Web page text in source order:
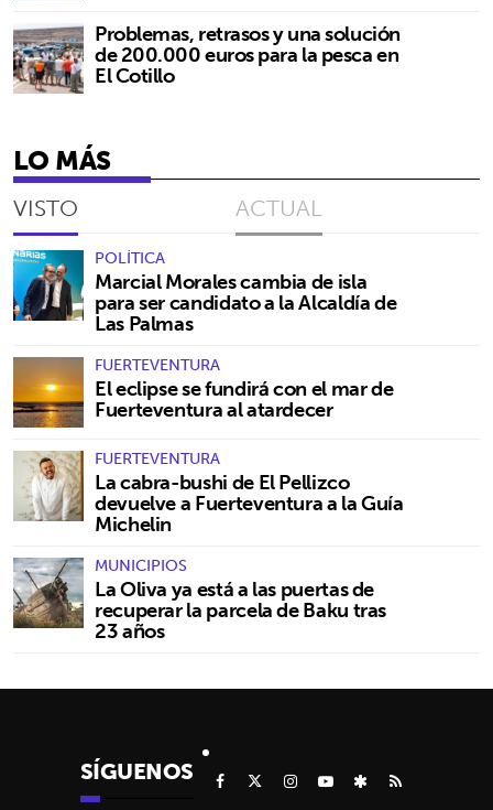
Problemas, retrasos y una solución
de 200.000 euros para la pesca en
El Cotillo
LO MÁS
VISTO ACTUAL
POLÍTICA
Marcial Morales cambia de isla
para ser candidato a la Alcaldía de
Las Palmas
FUERTEVENTURA
El eclipse se fundirá con el mar de
Fuerteventura al atardecer
FUERTEVENTURA
La cabra-bushi de El Pellizco
devuelve a Fuerteventura a la Guía
Michelin
MUNICIPIOS
La Oliva ya está a las puertas de
recuperar la parcela de Baku tras
23 años
SÍGUENOS